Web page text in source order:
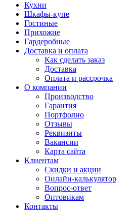
Кухни
Шкафы-купе
Гостиные
Прихожие
Гардеробные
Доставка и оплата
Как сделать заказ
Доставка
Оплата и рассрочка
О компании
Производство
Гарантия
Портфолио
Отзывы
Реквизиты
Вакансии
Карта сайта
Клиентам
Скидки и акции
Онлайн-калькулятор
Вопрос-ответ
Оптовикам
Контакты